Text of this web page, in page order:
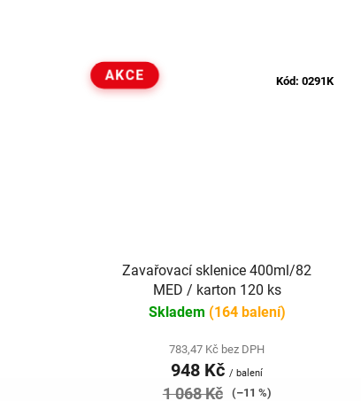
AKCE
Zavařovací sklenice 400ml/82
MED / karton 120 ks
Skladem (164 balení)
783,47 Kč bez DPH
948 Kč / balení
1 068 Kč
(–11 %)
Kód: 0291K